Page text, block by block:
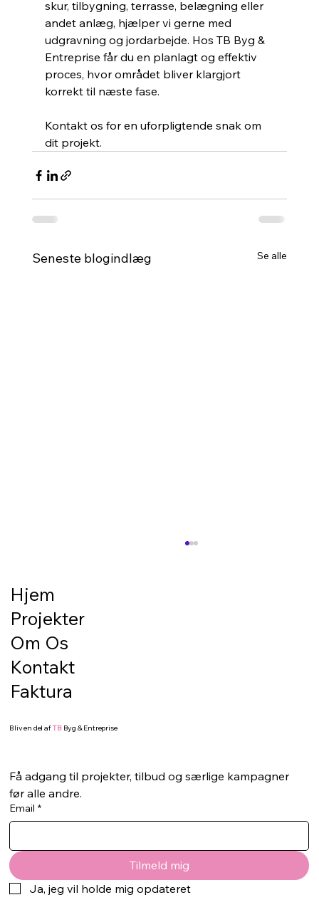
skur, tilbygning, terrasse, belægning eller
andet anlæg, hjælper vi gerne med
udgravning og jordarbejde. Hos TB Byg &
Entreprise får du en planlagt og effektiv
proces, hvor området bliver klargjort
korrekt til næste fase.
Kontakt os for en uforpligtende snak om
dit projekt.
Seneste blogindlæg Se alle
starter ikke med de synlige materialer. Den
sten eller terrassebræd
Hjem
Projekter
Om Os
Kontakt
Faktura
Bliv en del afTBByg & Entreprise
Få adgang til projekter, tilbud og særlige kampagner
før alle andre.
Email *
Tilmeld mig
Ja, jeg vil holde mig opdateret